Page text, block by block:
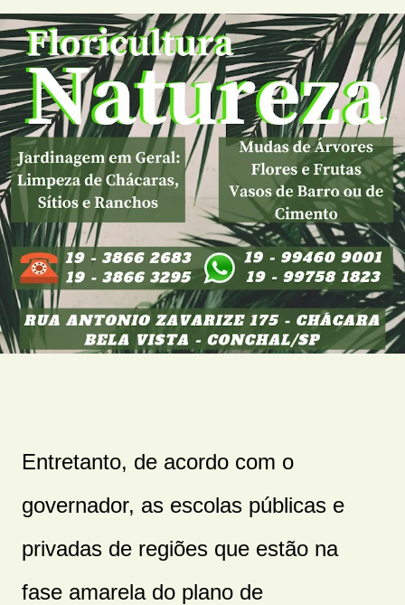
Entretanto, de acordo com o
governador, as escolas públicas e
privadas de regiões que estão na
fase amarela do plano de